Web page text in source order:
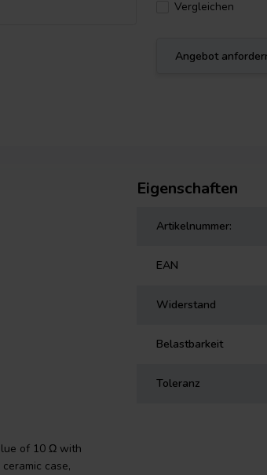
Vergleichen
Angebot
of 10 Ω with
case,
Eigenschaften
Artikelnummer:
EAN
Widerstand
Belastbarkeit
Toleranz